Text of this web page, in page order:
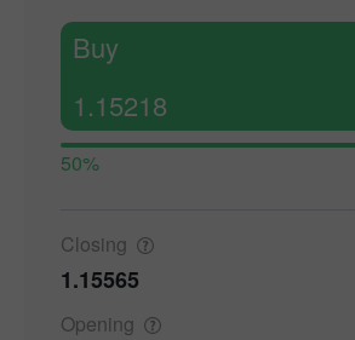
Buy
1.15218
50%
Closing
1.15565
Opening